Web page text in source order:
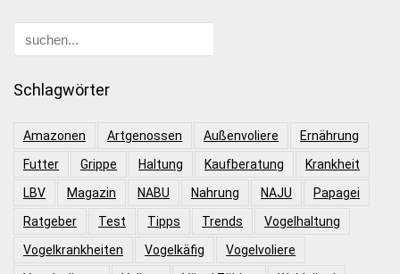
Schlagwörter
Amazonen Artgenossen Außenvoliere
Ernährung
Futter
Grippe Haltung Kaufberatung
Krankheit
LBV
Magazin NABU Nahrung NAJU
Papagei
Ratgeber
Test Tipps Trends
Vogelhaltung
Vogelkrankheiten
Vogelkäfig
Vogelvoliere